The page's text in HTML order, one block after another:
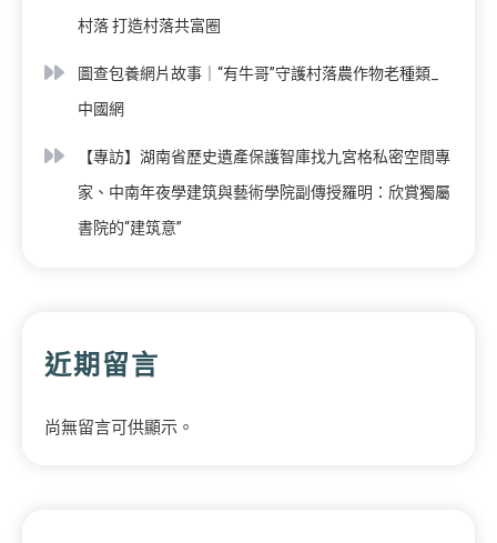
村落 打造村落共富圈
圖查包養網片故事｜“有牛哥”守護村落農作物老種類_
中國網
【專訪】湖南省歷史遺產保護智庫找九宮格私密空間專
家、中南年夜學建筑與藝術學院副傳授羅明：欣賞獨屬
書院的“建筑意”
近期留言
尚無留言可供顯示。